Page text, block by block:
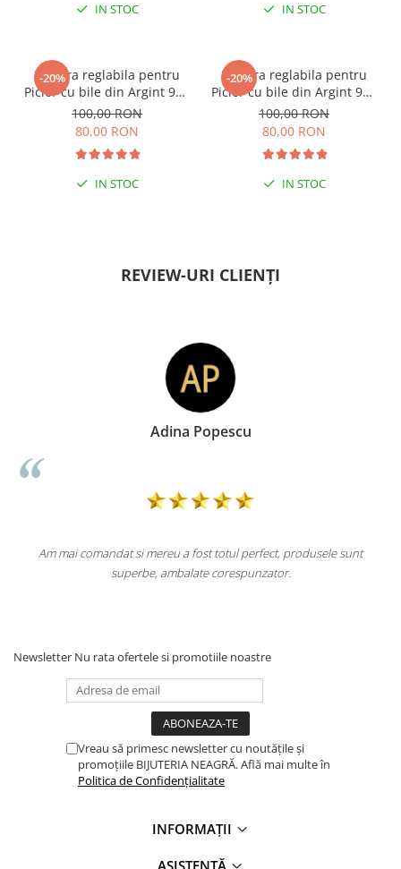
IN STOC IN STOC
-20%
Bratara reglabila pentru
Picior cu bile din Argint 925
si margele Miyuki rosii
100,00 RON
80,00 RON
IN STOC
-20%
Bratara reglabila pentru
Picior cu bile din Argint 925
si margele Miyuki verzi
100,00 RON
80,00 RON
IN STOC
REVIEW-URI CLIENȚI
Adina Popescu
Am mai comandat si mereu a fost totul perfect, produsele sunt
superbe, ambalate corespunzator.
Newsletter Nu rata ofertele si promotiile noastre
Vreau să primesc newsletter cu noutățile și
promoțiile BIJUTERIA NEAGRĂ. Află mai multe în
Politica de Confidențialitate
INFORMAȚII